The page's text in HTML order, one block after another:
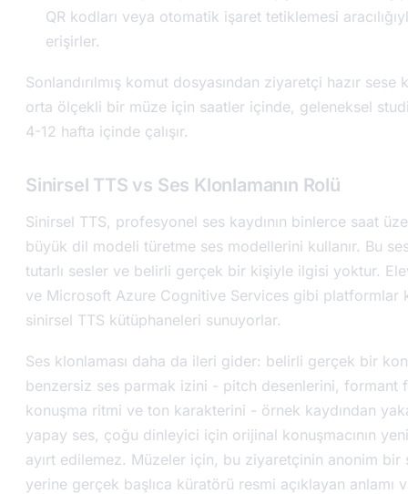
QR kodları veya otomatik işaret tetiklemesi
erişirler.
Sonlandırılmış komut dosyasından ziyaretçi hazır sese
orta ölçekli bir müze için saatler içinde, geleneksel
4-12 hafta içinde çalışır.
Sinirsel TTS vs Ses Klonlamanın Rolü
Sinirsel TTS, profesyonel ses kaydının binlerce saat
büyük dil modeli türetme ses modellerini kullanır. Bu
tutarlı sesler ve belirli gerçek bir kişiyle ilgisi yoktur.
ve Microsoft Azure Cognitive Services gibi platformlar
sinirsel TTS kütüphaneleri sunuyorlar.
Ses klonlaması daha da ileri gider: belirli gerçek bir
benzersiz ses parmak izini - pitch desenlerini, formant
konuşma ritmi ve ton karakterini - örnek kaydından
yapay ses, çoğu dinleyici için orijinal konuşmacının
ayırt edilemez. Müzeler için, bu ziyaretçinin anonim bir
yerine gerçek başlıca küratörü resmi açıklayan anlamı